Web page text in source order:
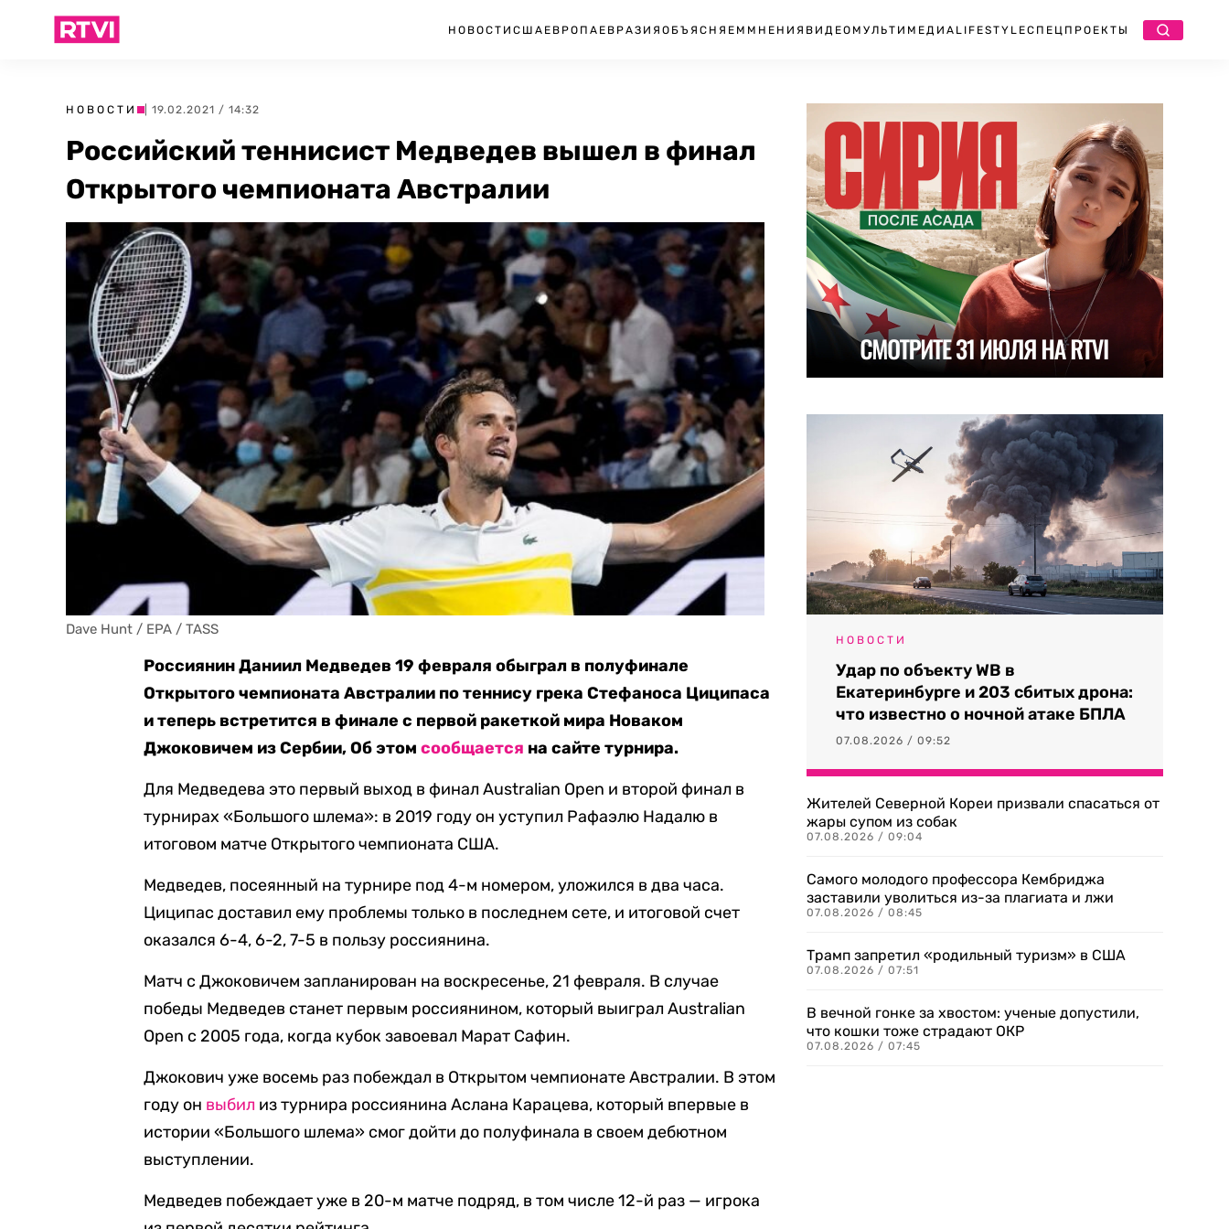
НОВОСТИ США ЕВРОПА ЕВРАЗИЯ ОБЪЯСНЯЕМ МНЕНИЯ ВИДЕО МУЛЬТИМЕДИА LIFESTYLEСПЕЦПРОЕКТЫ
НОВОСТИ | 19.02.2021 / 14:32
Российский теннисист Медведев вышел в финал
Открытого чемпионата Австралии
Dave Hunt / EPA / TASS
Россиянин Даниил Медведев 19 февраля обыграл в полуфинале
Открытого чемпионата Австралии по теннису грека Стефаноса Циципаса
и теперь встретится в финале с первой ракеткой мира Новаком
Джоковичем из Сербии, Об этомсообщается на сайте турнира.
Для Медведева это первый выход в финал Australian Open и второй финал в
турнирах «Большого шлема»: в 2019 году он уступил Рафаэлю Надалю в
итоговом матче Открытого чемпионата США.
Медведев, посеянный на турнире под 4-м номером, уложился в два часа.
Циципас доставил ему проблемы только в последнем сете, и итоговой счет
оказался 6-4, 6-2, 7-5 в пользу россиянина.
Матч с Джоковичем запланирован на воскресенье, 21 февраля. В случае
победы Медведев станет первым россиянином, который выиграл Australian
Open с 2005 года, когда кубок завоевал Марат Сафин.
Джокович уже восемь раз побеждал в Открытом чемпионате Австралии. В этом
году он выбил из турнира россиянина Аслана Карацева, который впервые в
истории «Большого шлема» смог дойти до полуфинала в своем дебютном
выступлении.
Медведев побеждает уже в 20-м матче подряд, в том числе 12-й раз — игрока
НОВОСТИ
Удар по объекту WB в
Екатеринбурге и 203 сбитых дрона:
что известно о ночной атаке БПЛА
07.08.2026 / 09:52
Жителей Северной Кореи призвали спасаться от
жары супом из собак
07.08.2026 / 09:04
Самого молодого профессора Кембриджа
заставили уволиться из-за плагиата и лжи
07.08.2026 / 08:45
Трамп запретил «родильный туризм» в США
07.08.2026 / 07:51
В вечной гонке за хвостом: ученые допустили,
что кошки тоже страдают ОКР
07.08.2026 / 07:45